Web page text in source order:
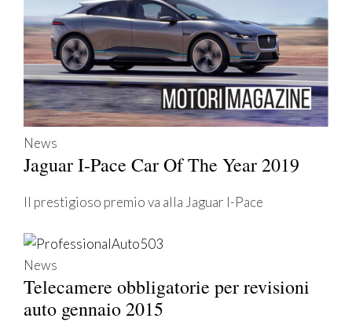
News
Jaguar I-Pace Car Of The Year 2019
Il prestigioso premio va alla Jaguar I-Pace
News
Telecamere obbligatorie per revisioni
auto gennaio 2015